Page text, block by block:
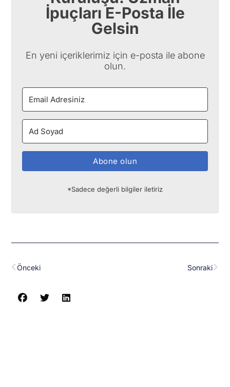
İpuçları E-Posta İle
Gelsin
En yeni içeriklerimiz için e-posta ile abone
olun.
Abone olun
*Sadece değerli bilgiler iletiriz
Önceki Sonraki